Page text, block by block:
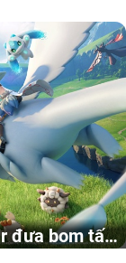
đưa bom tấn